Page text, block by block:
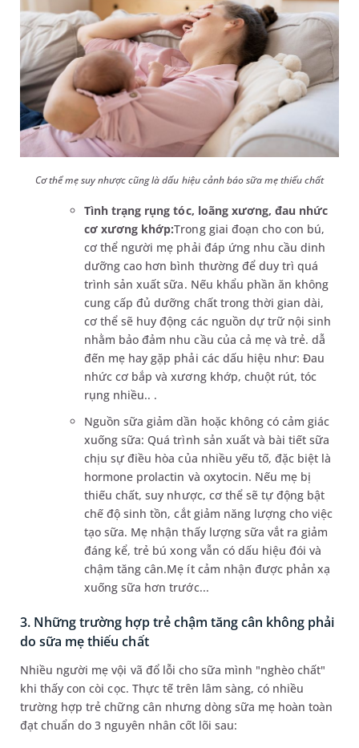
Cơ thể mẹ suy nhược cũng là dấu hiệu cảnh báo sữa mẹ thiếu chất
Tình trạng rụng tóc, loãng xương, đau nhức
cơ xương khớp:Trong giai đoạn cho con bú,
cơ thể người mẹ phải đáp ứng nhu cầu dinh
dưỡng cao hơn bình thường để duy trì quá
trình sản xuất sữa. Nếu khẩu phần ăn không
cung cấp đủ dưỡng chất trong thời gian dài,
cơ thể sẽ huy động các nguồn dự trữ nội sinh
nhằm bảo đảm nhu cầu của cả mẹ và trẻ. dẫ
đến mẹ hay gặp phải các dấu hiệu như: Đau
nhức cơ bắp và xương khớp, chuột rút, tóc
rụng nhiều.. .
Nguồn sữa giảm dần hoặc không có cảm giác
xuống sữa: Quá trình sản xuất và bài tiết sữa
chịu sự điều hòa của nhiều yếu tố, đặc biệt là
hormone prolactin và oxytocin. Nếu mẹ bị
thiếu chất, suy nhược, cơ thể sẽ tự động bật
chế độ sinh tồn, cắt giảm năng lượng cho việc
tạo sữa. Mẹ nhận thấy lượng sữa vắt ra giảm
đáng kể, trẻ bú xong vẫn có dấu hiệu đói và
chậm tăng cân.Mẹ ít cảm nhận được phản xạ
xuống sữa hơn trước...
3. Những trường hợp trẻ chậm tăng cân không phải
do sữa mẹ thiếu chất
Nhiều người mẹ vội vã đổ lỗi cho sữa mình "nghèo chất"
khi thấy con còi cọc. Thực tế trên lâm sàng, có nhiều
trường hợp trẻ chững cân nhưng dòng sữa mẹ hoàn toàn
đạt chuẩn do 3 nguyên nhân cốt lõi sau: